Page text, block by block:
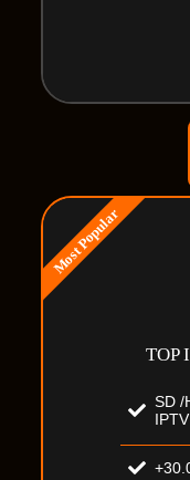
TOP
SD /
IPTV
Most Popular